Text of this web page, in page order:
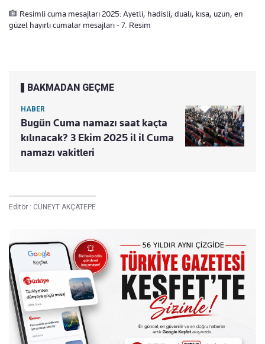
Resimli cuma mesajları 2025: Ayetli, hadisli, dualı, kısa, uzun, en
güzel hayırlı cumalar mesajları - 7. Resim
BAKMADAN GEÇME
HABER
Bugün Cuma namazı saat kaçta
kılınacak? 3 Ekim 2025 il il Cuma
namazı vakitleri
Editör : CÜNEYT AKÇATEPE